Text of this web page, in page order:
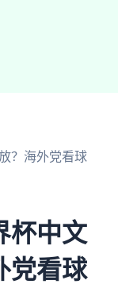
？海外党看球
杯中文
党看球